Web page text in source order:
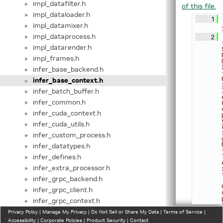
► impl_datafilter.h
► impl_dataloader.h
► impl_datamixer.h
► impl_dataprocess.h
► impl_datarender.h
► impl_frames.h
► infer_base_backend.h
► infer_base_context.h
► infer_batch_buffer.h
► infer_common.h
► infer_cuda_context.h
► infer_cuda_utils.h
► infer_custom_process.h
► infer_datatypes.h
► infer_defines.h
► infer_extra_processor.h
► infer_grpc_backend.h
► infer_grpc_client.h
► infer_grpc_context.h
► infer_ibackend.h
of this file.
    1
    2
Privacy Policy | Manage My Privacy | Do Not Sell or Share My Data | Terms of Service |
Accessibility | Corporate Policies | Product Security | Contact